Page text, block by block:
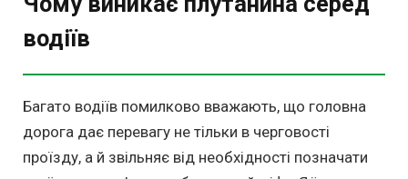
водіїв
Багато водіїв помилково вважають, що головна
дорога дає перевагу не тільки в черговості
проїзду, а й звільняє від необхідності позначати